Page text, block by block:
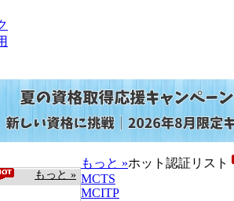
もっと »
もっと »ホット認証リスト
MCTS
MCITP